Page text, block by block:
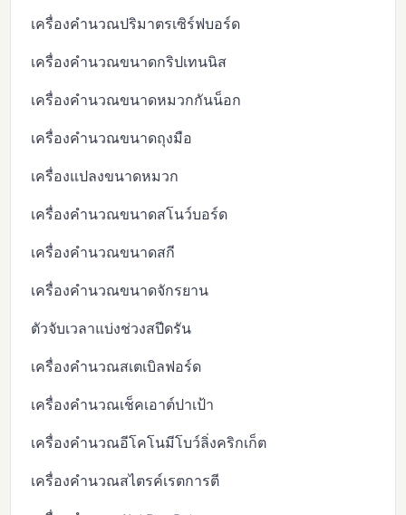
เครื่องคำนวณปริมาตรเซิร์ฟบอร์ด
เครื่องคำนวณขนาดกริปเทนนิส
เครื่องคำนวณขนาดหมวกกันน็อก
เครื่องคำนวณขนาดถุงมือ
เครื่องแปลงขนาดหมวก
เครื่องคำนวณขนาดสโนว์บอร์ด
เครื่องคำนวณขนาดสกี
เครื่องคำนวณขนาดจักรยาน
ตัวจับเวลาแบ่งช่วงสปีดรัน
เครื่องคำนวณสเตเบิลฟอร์ด
เครื่องคำนวณเช็คเอาต์ปาเป้า
เครื่องคำนวณอีโคโนมีโบว์ลิ่งคริกเก็ต
เครื่องคำนวณสไตรค์เรตการตี